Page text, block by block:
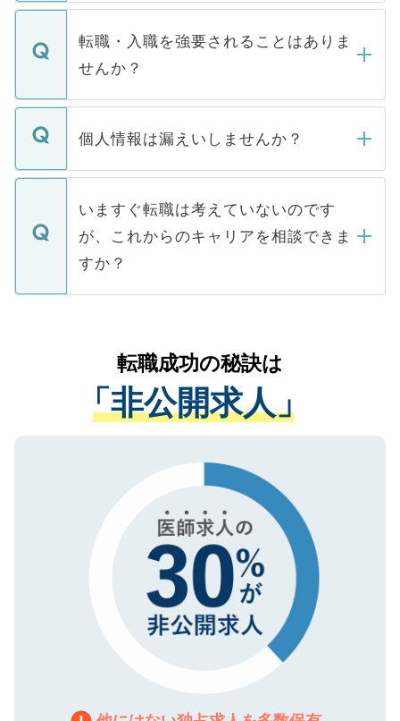
ます。通常、5営業日以内にはご連絡をせて
いただきますので、しばらくお待ちくださ
い。
マイナビDOCTORで取り扱っている求人の
うち約3割は、Webサイトからご覧いただ
けない「非公開求人」です。非公開求人は
下記の理由によって、一般には公開してい
ません。
■応募殺到を避けるため 人気のある医療機
関を公にしてしまうと、応募が殺到する場
に、医療機関が求める条件に合った人材の
みを人材紹介会社に依頼するケースが増え
ています。
転職・入職を強要されることはありま
せんか？
転職・入職を強要することは一切ありませ
ん。また、仮に応募先から内定をいただい
定を承諾する必要はありません。内定先へ
の辞退の連絡はキャリアパートナーが行い
ますので、ご安心ください。
個人情報は漏えいしませんか？
個人情報が漏えいすることはありませんの
で、ご安心ください。当サイトからの登録
などで収集したご登録者様の個人情報は、
ご本人のキャリアアップおよび転職活動の
支援を目的に使用いたします。お預かりし
ているすべての個人データはご本人の許可
は、個人情報の取り扱いについての厳密な
管理基準を満たした事業者のみに付与され
る、プライバシーマークを取得済みです。
ご登録いただいた個人情報は、SSL（デー
で、機密保持に関してもご安心ください。
いますぐ転職は考えていないのです
が、これからのキャリアを相談できま
すか？
かがいして、現在の医療機関の状況や紹介
経験をまじえながら、適切なアドバイスを
させていただきます。すぐにご転職をされ
ない方には、長期的なサポートが可能です
ので、まずはご登録ください。
転職成功の秘訣は
「非公開求人」